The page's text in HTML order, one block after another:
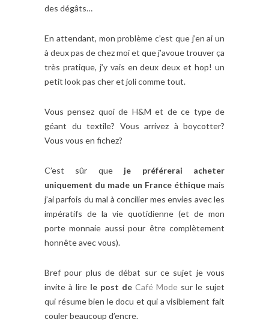
des dégâts…
En attendant, mon problème c’est que j’en ai un
à deux pas de chez moi et que j’avoue trouver ça
très pratique, j’y vais en deux deux et hop! un
petit look pas cher et joli comme tout.
Vous pensez quoi de H&M et de ce type de
géant du textile? Vous arrivez à boycotter?
Vous vous en fichez?
C’est sûr que je préférerai acheter
uniquement du made un France éthiquemais
j’ai parfois du mal à concilier mes envies avec les
impératifs de la vie quotidienne (et de mon
porte monnaie aussi pour être complètement
honnête avec vous).
Bref pour plus de débat sur ce sujet je vous
invite à lire le post de Café Mode sur le sujet
qui résume bien le docu et qui a visiblement fait
couler beaucoup d’encre.